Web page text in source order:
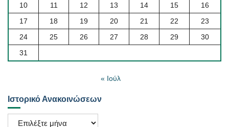
10
11 12 13 14 15
16
17
18 19 20 21 22
23
24
25 26 27 28 29
30
31
« Ιούλ
Ιστορικό Ανακοινώσεων
Ιστορικό